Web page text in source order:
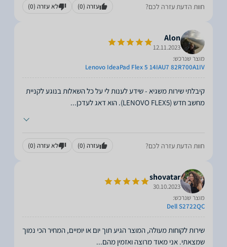
חוות הדעת עזרה לכם? עזרה (0) לא עזרה (0)
Alon
12.11.2023
מוצר שנרכש:
Lenovo IdeaPad Flex 5 14IAU7 82R700A1IV
קיבלתי שירות משגיא - שידע לענות לי על כל השאלות בנוגע לקניית
מחשב חדש (LENOVO FLEX5). הוא דאג לעדכן
...
חוות הדעת עזרה לכם? עזרה (0) לא עזרה (0)
shovatar
30.10.2023
מוצר שנרכש:
Dell S2722QC
שירות לקוחות מעולה, המוצר הגיע תוך יום או יומיים, המחיר הכי נמוך
שמצאתי. אני מאוד מרוצה ואזמין מהם...